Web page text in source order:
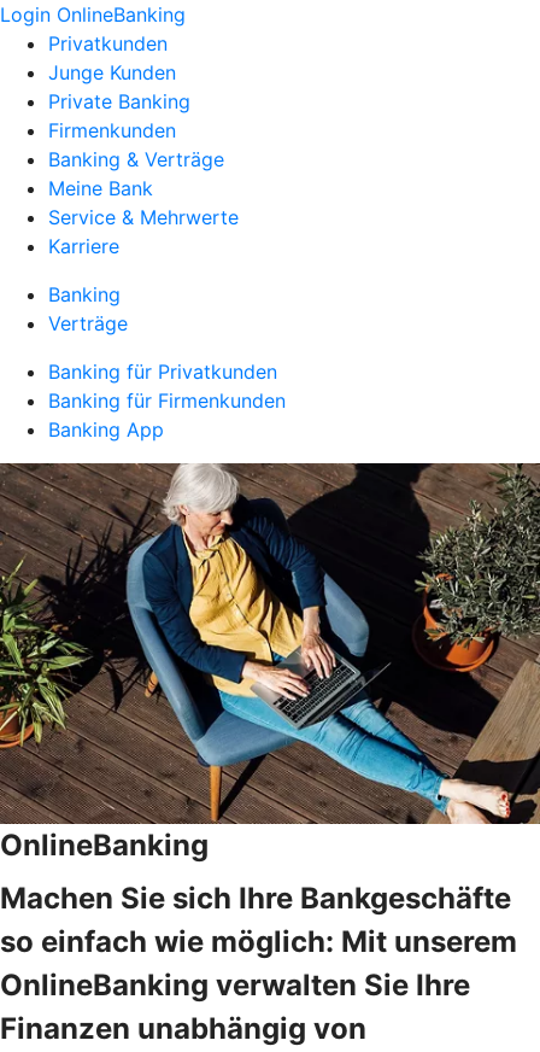
Login OnlineBanking
Privatkunden
Junge Kunden
Private Banking
Firmenkunden
Banking & Verträge
Meine Bank
Service & Mehrwerte
Karriere
Banking
Verträge
Banking für Privatkunden
Banking für Firmenkunden
Banking App
OnlineBanking
Machen Sie sich Ihre Bankgeschäfte
so einfach wie möglich: Mit unserem
OnlineBanking verwalten Sie Ihre
Finanzen unabhängig von